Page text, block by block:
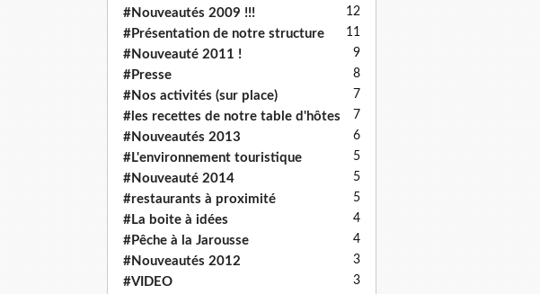
#Nouveautés 2009 !!! 12
#Présentation de notre structure 11
#Nouveauté 2011 ! 9
#Presse 8
#Nos activités (sur place) 7
#les recettes de notre table d'hôtes 7
#Nouveautés 2013 6
#L'environnement touristique 5
#Nouveauté 2014 5
#restaurants à proximité 5
#La boite à idées 4
#Pêche à la Jarousse 4
#Nouveautés 2012 3
#VIDEO 3